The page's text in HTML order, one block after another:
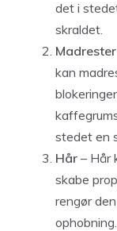
det i
skraldet.
Madrester
kan
stedet en
Hår – Hår
skabe
rengør
ophobning.